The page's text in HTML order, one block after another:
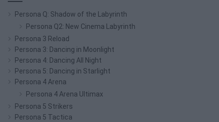
Persona Q: Shadow of the Labyrinth
Persona Q2: New Cinema Labyrinth
Persona 3 Reload
Persona 3: Dancing in Moonlight
Persona 4: Dancing All Night
Persona 5: Dancing in Starlight
Persona 4 Arena
Persona 4 Arena Ultimax
Persona 5 Strikers
Persona 5 Tactica